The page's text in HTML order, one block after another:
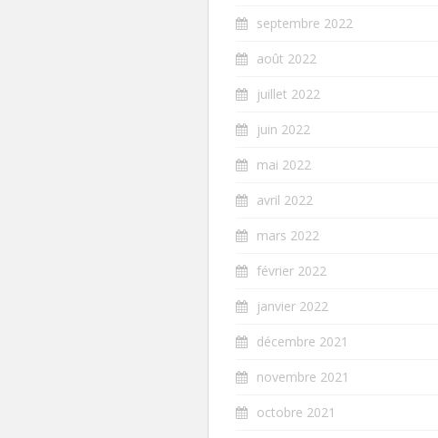
septembre 2022
août 2022
juillet 2022
juin 2022
mai 2022
avril 2022
mars 2022
février 2022
janvier 2022
décembre 2021
novembre 2021
octobre 2021